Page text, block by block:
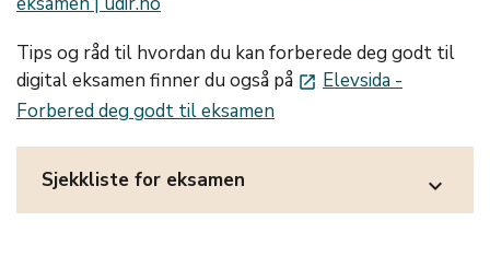
Tips og råd til hvordan du kan forberede deg godt til
digital eksamen finner du også på launch Elevsida -
Forbered deg godt til eksamen
Sjekkliste for eksamen expand_more